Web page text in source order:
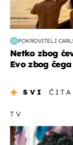
POKROVITELJ
Netko zbog
Evo zbog
SVI
TV